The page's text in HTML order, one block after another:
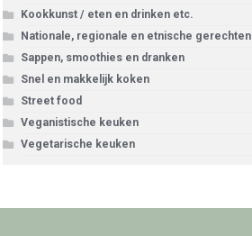
Kookkunst / eten en drinken etc.
Nationale, regionale en etnische gerechten
Sappen, smoothies en dranken
Snel en makkelijk koken
Street food
Veganistische keuken
Vegetarische keuken